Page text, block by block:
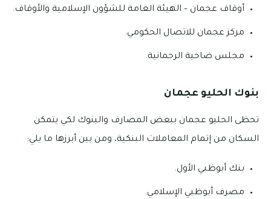
أوقاف عجمان – الهيئة العامة للشؤون الإسلامية والأوقاف.
مركز عجمان للاتصال الحكومي.
مجلس ضاحية الرحمانية.
بنوك الحليو عجمان
تحظى الحليو عجمان ببعض المصارف والبنوك لكي يتمكن
السكان من إتمام المعاملات البنكية، ومن بين أبرزها ما يلي:
بنك أبوظبي الأول.
مصرف أبوظبي الإسلامي.